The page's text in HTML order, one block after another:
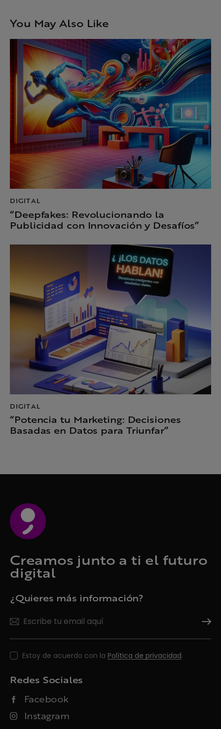
You May Also Like
DIGITAL
“Deepfakes: Revolucionando la
Publicidad con Innovación y Desafíos”
DIGITAL
“Potencia tu Marketing: Decisiones
Basadas en Datos para Triunfar”
Creamos junto a ti el futuro
digital
¿Quieres más información?
Estoy de acuerdo con la Política de privacidad.
Redes Sociales
Facebook
Instagram